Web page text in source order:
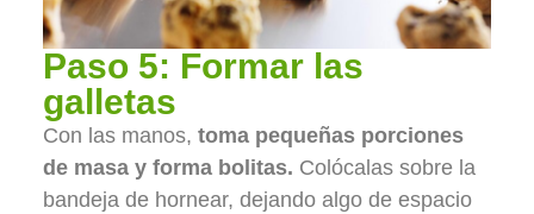
Paso 5: Formar las
galletas
Con las manos, toma pequeñas porciones
de masa y forma bolitas. Colócalas sobre la
bandeja de hornear, dejando algo de espacio